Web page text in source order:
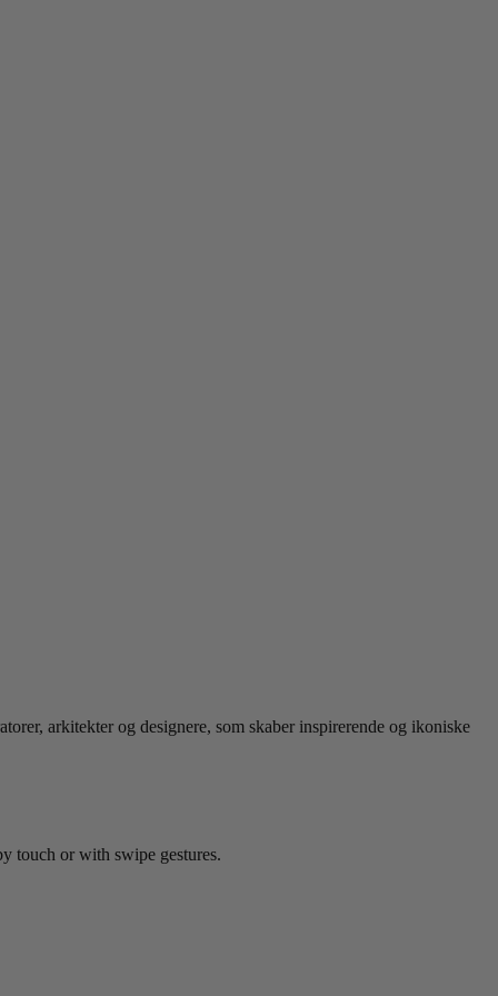
arkitekter og designere, som skaber inspirerende og ikoniske
touch or with swipe gestures.